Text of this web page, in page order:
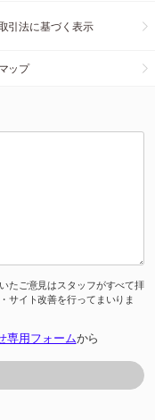
引法に基づく表示
ップ
たご意見はスタッフがすべて拝
サイト改善を行ってまいりま
専用フォームから